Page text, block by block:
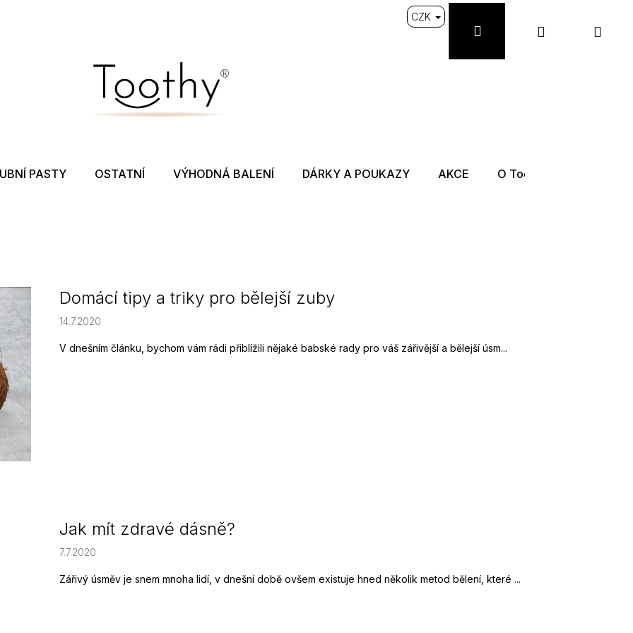
CZK
PřihlášeníNákupní
PASTY OSTATNÍ VÝHODNÁ BALENÍ DÁRKY A POUKAZY AKCE O Toothy
Domácí tipy a triky pro bělejší zuby
14.7.2020
V dnešním článku, bychom vám rádi přiblížili nějaké babské rady pro váš zářivější a bělejší úsm...
Jak mít zdravé dásně?
7.7.2020
Zářivý úsměv je snem mnoha lidí, v dnešní době ovšem existuje hned několik metod bělení, které ...
Co potřebujete najít?